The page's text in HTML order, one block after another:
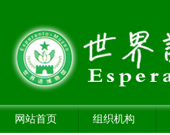
网站首页 组织机构